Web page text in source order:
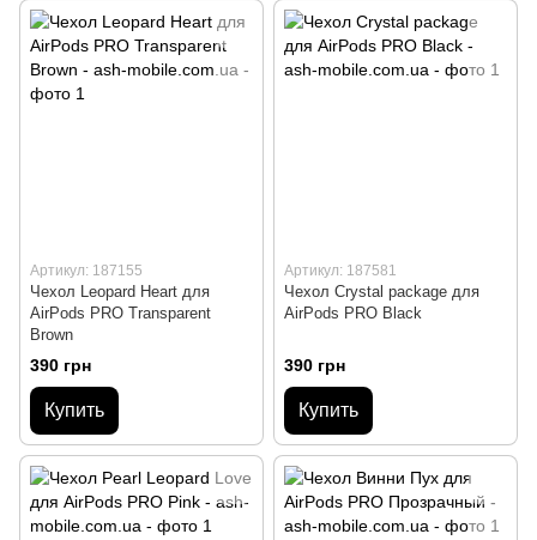
Артикул: 187155
Чехол Leopard Heart для
AirPods PRO Transparent
Brown
390 грн
Купить
Артикул: 187581
Чехол Crystal package для
AirPods PRO Black
390 грн
Купить